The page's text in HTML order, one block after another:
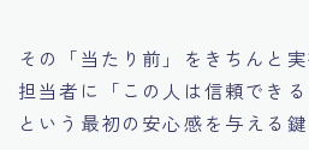
その「当たり前」をきちんと
担当者に「この人は信頼でき
という最初の安心感を与える鍵